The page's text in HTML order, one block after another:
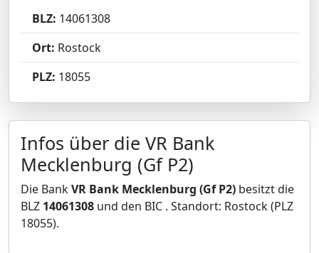
BLZ: 14061308
Ort: Rostock
PLZ: 18055
Infos über die VR Bank
Mecklenburg (Gf P2)
Die BankVR Bank Mecklenburg (Gf P2) besitzt die
BLZ 14061308 und den BIC . Standort: Rostock (PLZ
18055).